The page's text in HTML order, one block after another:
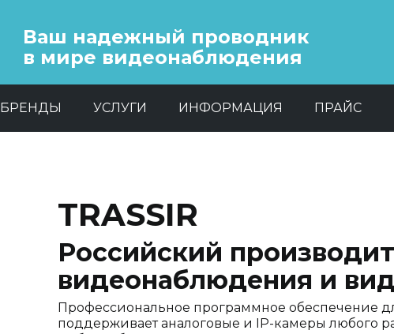
Ваш надежный проводник
в мире видеонаблюдения
БРЕНДЫ УСЛУГИ ИНФОРМАЦИЯ ПРАЙС
TRASSIR
Российский
видеонаблюдения и
Профессиональное программное обеспечение
поддерживает аналоговые и IP-камеры любого